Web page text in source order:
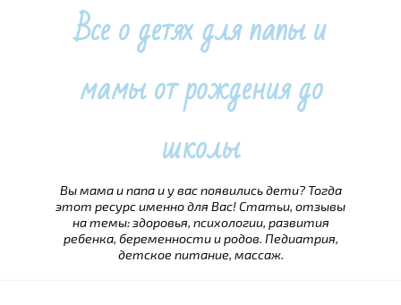
Все о детях для папы и
мамы от рождения до
школы
Вы мама и папа и у вас появились дети? Тогда
этот ресурс именно для Вас! Статьи, отзывы
на темы: здоровья, психологии, развития
ребенка, беременности и родов. Педиатрия,
детское питание, массаж.